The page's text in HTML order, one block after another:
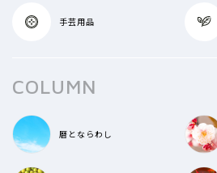
手芸用品
COLUMN
暦とならわし